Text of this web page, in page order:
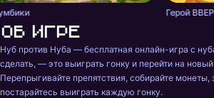
Герой
Об игре
Нуб против Нуба — бесплатная онлайн-игра с
сделать, — это выиграть гонку и перейти на
Перепрыгивайте препятствия, собирайте монеты,
постарайтесь выиграть каждую гонку.